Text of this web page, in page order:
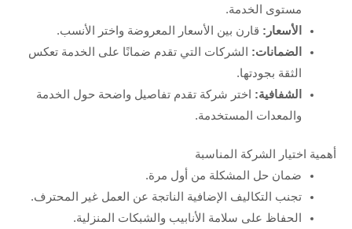
مستوى الخدمة.
الأسعار: قارن بين الأسعار المعروضة واختر الأنسب.
الضمانات: الشركات التي تقدم ضمانًا على الخدمة تعكس
الثقة بجودتها.
الشفافية: اختر شركة تقدم تفاصيل واضحة حول الخدمة
والمعدات المستخدمة.
أهمية اختيار الشركة المناسبة
ضمان حل المشكلة من أول مرة.
تجنب التكاليف الإضافية الناتجة عن العمل غير المحترف.
الحفاظ على سلامة الأنابيب والشبكات المنزلية.